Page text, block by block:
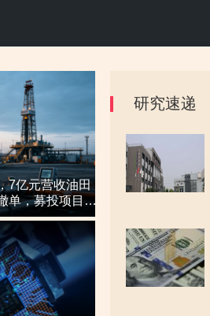
7亿元营收油田
单，募投项目必
争力遭“拷问”
研究速递